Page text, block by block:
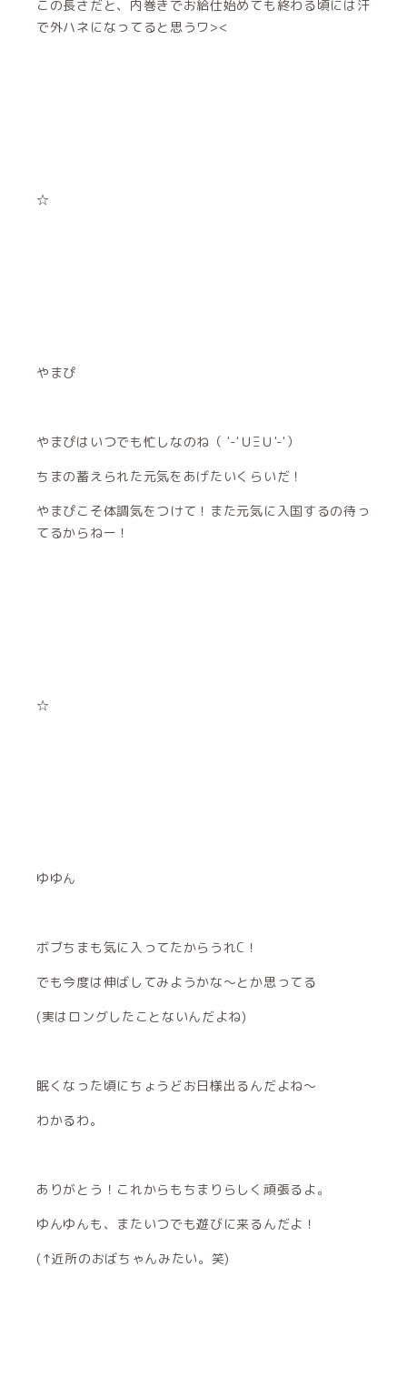
この長さだと、内巻きでお給仕始めても終わる頃には汗
で外ハネになってると思うワ><
☆
やまぴ
やまぴはいつでも忙しなのね（ '-'ＵΞＵ'-'）
ちまの蓄えられた元気をあげたいくらいだ！
やまぴこそ体調気をつけて！また元気に入国するの待っ
てるからねー！
☆
ゆゆん
ボブちまも気に入ってたからうれC！
でも今度は伸ばしてみようかな〜とか思ってる
(実はロングしたことないんだよね)
眠くなった頃にちょうどお日様出るんだよね〜
わかるわ。
ありがとう！これからもちまりらしく頑張るよ。
ゆんゆんも、またいつでも遊びに来るんだよ！
(↑近所のおばちゃんみたい。笑)